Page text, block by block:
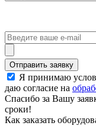
Отправить заявку
Я принимаю
даю согласие на
Спасибо за Вашу
сроки!
Как заказать